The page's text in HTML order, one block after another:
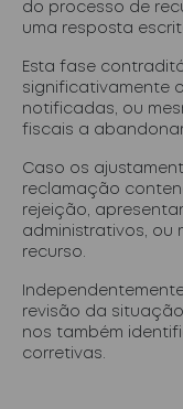
do processo de
uma resposta
Esta fase
significativamente
notificadas, ou
fiscais a
Caso os
reclamação
rejeição,
administrativos, ou
recurso.
revisão da
nos também
corretivas.